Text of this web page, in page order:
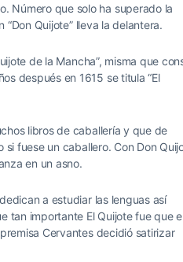
Número que solo ha superado la
Quijote” lleva la delantera.
de la Mancha”, misma que
después en 1615 se titula “El
libros de caballería y que de
fuese un caballero. Con Don
en un asno.
a estudiar las lenguas así
tan importante El Quijote fue que
Cervantes decidió satirizar